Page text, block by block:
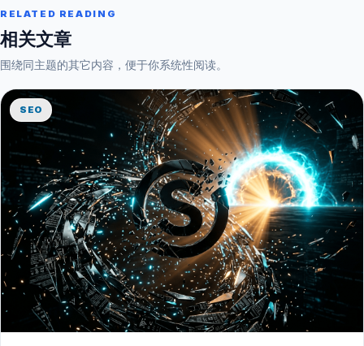
RELATED READING
相关文章
围绕同主题的其它内容，便于你系统性阅读。
SEO